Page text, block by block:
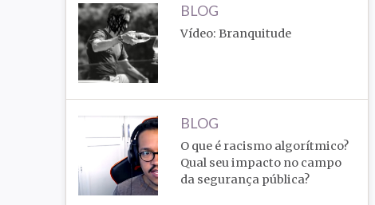
BLOG
Vídeo: Branquitude
BLOG
O que é racismo algorítmico?
Qual seu impacto no campo
da segurança pública?